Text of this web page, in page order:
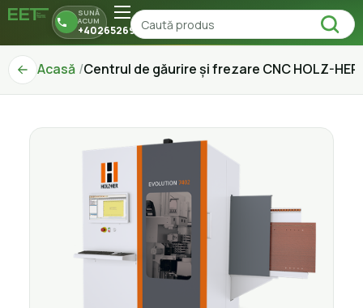
SUNĂ
ACUM
+40265269150
Acasă Centrul de găurire și frezare CNC HOLZ-